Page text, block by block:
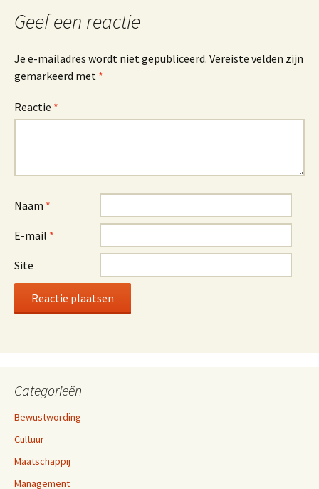
Geef een reactie
Je e-mailadres wordt niet gepubliceerd. Vereiste velden zijn
gemarkeerd met *
Reactie *
Naam *
E-mail *
Site
Categorieën
Bewustwording
Cultuur
Maatschappij
Management